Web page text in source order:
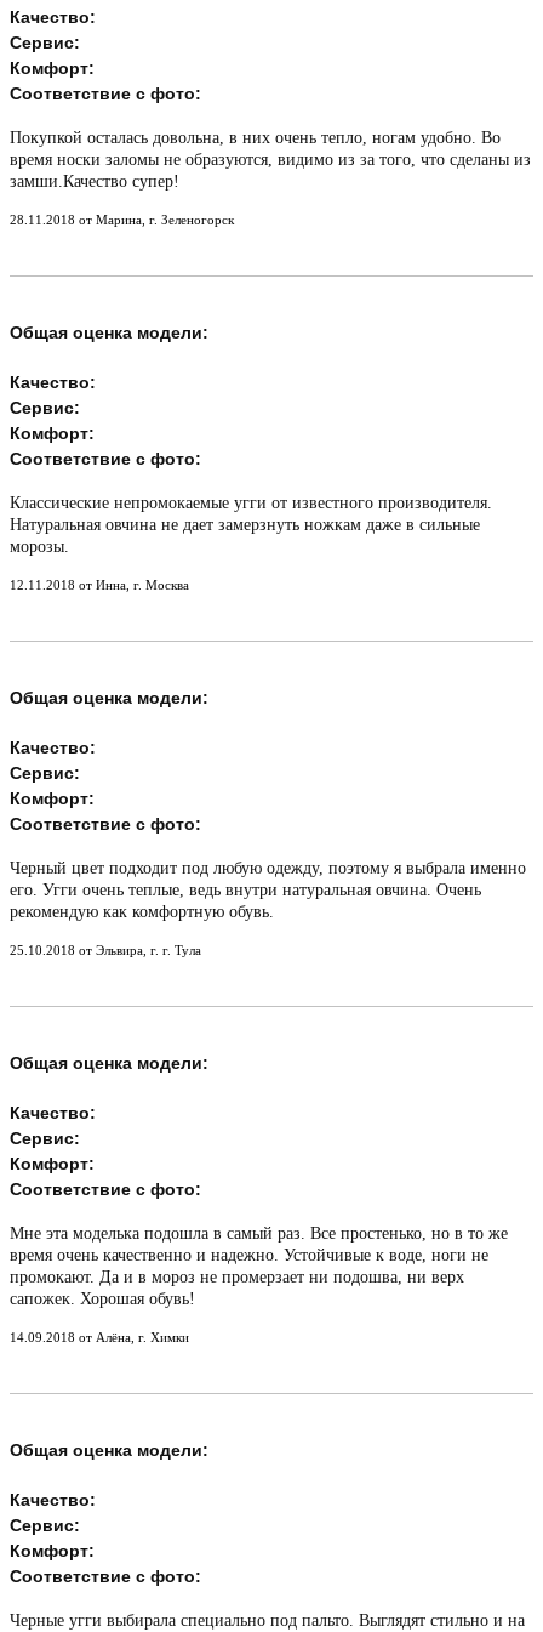
Качество:
Сервис:
Комфорт:
Соответствие с фото:
Покупкой осталась довольна, в них очень тепло, ногам удобно. Во
время носки заломы не образуются, видимо из за того, что сделаны из
замши.Качество супер!
28.11.2018 от Марина, г. Зеленогорск
Общая оценка модели:
Качество:
Сервис:
Комфорт:
Соответствие с фото:
Классические непромокаемые угги от известного производителя.
Натуральная овчина не дает замерзнуть ножкам даже в сильные
морозы.
12.11.2018 от Инна, г. Москва
Общая оценка модели:
Качество:
Сервис:
Комфорт:
Соответствие с фото:
Черный цвет подходит под любую одежду, поэтому я выбрала именно
его. Угги очень теплые, ведь внутри натуральная овчина. Очень
рекомендую как комфортную обувь.
25.10.2018 от Эльвира, г. г. Тула
Общая оценка модели:
Качество:
Сервис:
Комфорт:
Соответствие с фото:
Мне эта моделька подошла в самый раз. Все простенько, но в то же
время очень качественно и надежно. Устойчивые к воде, ноги не
промокают. Да и в мороз не промерзает ни подошва, ни верх
сапожек. Хорошая обувь!
14.09.2018 от Алёна, г. Химки
Общая оценка модели:
Качество:
Сервис:
Комфорт:
Соответствие с фото:
Черные угги выбирала специально под пальто. Выглядят стильно и на